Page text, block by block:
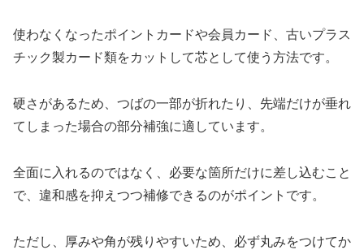
使わなくなったポイントカードや会員カード、古いプラス
チック製カード類をカットして芯として使う方法です。
硬さがあるため、つばの一部が折れたり、先端だけが垂れ
てしまった場合の部分補強に適しています。
全面に入れるのではなく、必要な箇所だけに差し込むこと
で、違和感を抑えつつ補修できるのがポイントです。
ただし、厚みや角が残りやすいため、必ず丸みをつけてか